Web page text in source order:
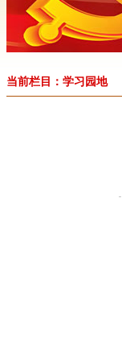
当前栏目：学习园地